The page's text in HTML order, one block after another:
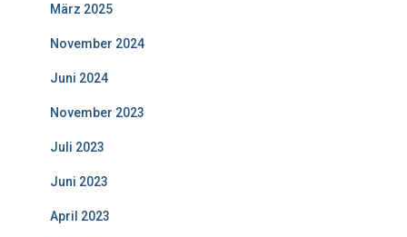
März 2025
November 2024
Juni 2024
November 2023
Juli 2023
Juni 2023
April 2023